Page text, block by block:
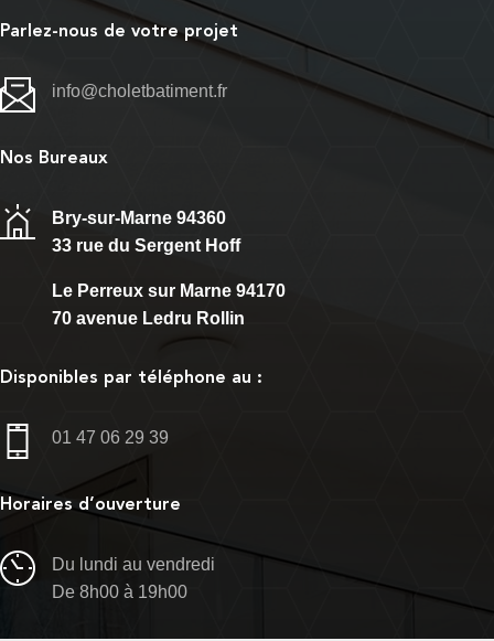
Parlez-nous de votre projet
info@choletbatiment.fr
Nos Bureaux
Bry-sur-Marne 94360
33 rue du Sergent Hoff
Le Perreux sur Marne 94170
70 avenue Ledru Rollin
Disponibles par téléphone au :
01 47 06 29 39
Horaires d’ouverture
Du lundi au vendredi
De 8h00 à 19h00